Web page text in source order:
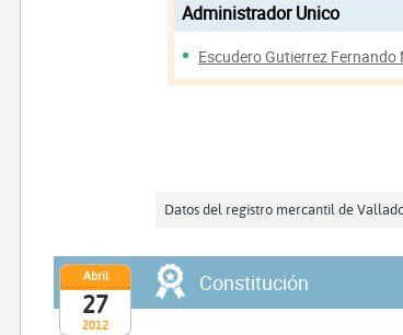
Administrador Unico
Escudero Gutierrez Fernando
Datos del registro mercantil de
2012
Abril
27
Constitución